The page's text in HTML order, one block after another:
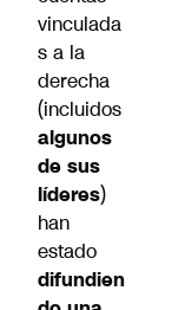
vinculada
s a la
derecha
(incluidos
algunos
de sus
líderes)
han
estado
difundien